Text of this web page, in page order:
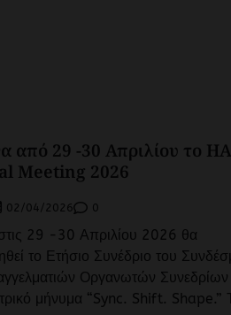
από 29 -30 Απριλίου το
Meeting 2026
02/04/2026 0
29 -30 Απριλίου 2026 θα
το Ετήσιο Συνέδριο του
Οργανωτών Συνεδρίων
μήνυμα “Sync. Shift. Shape.”